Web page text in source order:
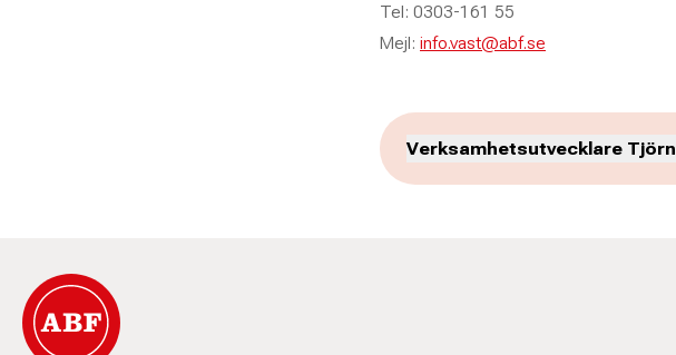
Tel: 0303-161 55
Mejl: info.vast@abf.se
Verksamhetsutvecklare Tjörn